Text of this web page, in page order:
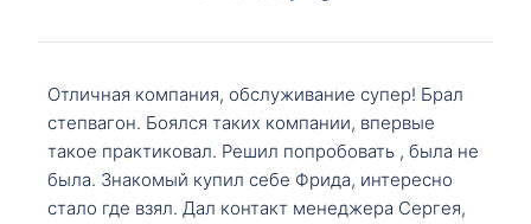
Отличная компания, обслуживание супер! Брал
степвагон. Боялся таких компании, впервые
такое практиковал. Решил попробовать , была не
была. Знакомый купил себе Фрида, интересно
стало где взял. Дал контакт менеджера Сергея,